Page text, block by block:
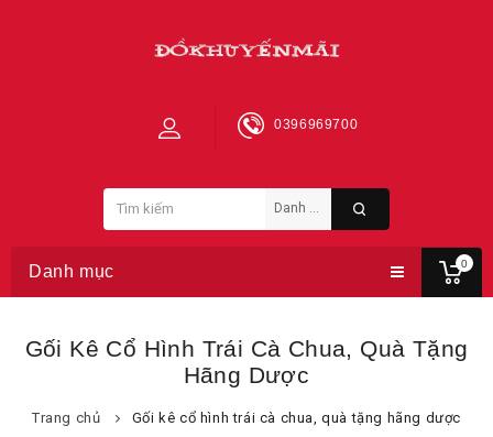
0
0396969700
Danh mục
Gối Kê Cổ Hình Trái Cà Chua, Quà Tặng
Hãng Dược
Trang chủ Gối kê cổ hình trái cà chua, quà tặng hãng dược